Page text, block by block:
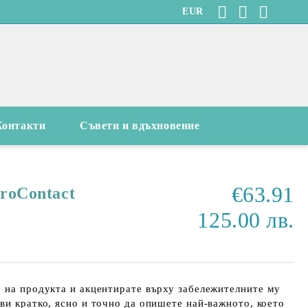
EUR
Съвети и вдъхновение
€63.91
125.00 лв.
продукта и акцентирате върху забележителните му
кратко, ясно и точно да опишете най-важното, което